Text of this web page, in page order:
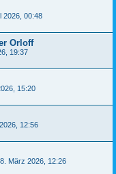
2026, 00:48
Orloff
19:37
15:20
12:56
März 2026, 12:26